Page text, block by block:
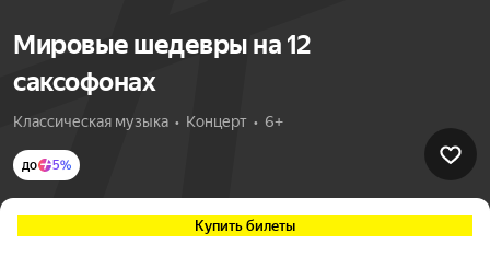
Мировые шедевры на 12
саксофонах
Классическая музыка  •  Концерт  •  6+
до 5%
Купить билеты